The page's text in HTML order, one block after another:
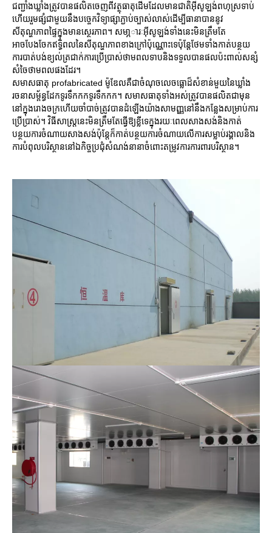
ជញ្ជាំងឃ្លាំងត្រូវបានផលិតចេញពីវត្ថុធាតុដើមដែលមានជាតិអ៊ីសូឡង់ពហុស្រទាប់
ហើយរួមផ្សំជាមួយនឹងបច្ចេកវិទ្យាផ្សាភ្ជាប់ច្បាស់លាស់ដើម្បីធានាបាននូវ
សីតុណ្ហភាពផ្ទៃក្នុងមានស្ថេរភាព។ សមា្ភារៈអ៊ីសូឡង់ទាំងនេះមិនត្រឹមតែ
អាចបែងចែកឥទ្ធិពលនៃសីតុណ្ហភាពខាងក្រៅប៉ុណ្ណោះទេប៉ុន្តែថែមទាំងកាត់បន្ថយ
ការបាត់បង់ខ្យល់ត្រជាក់ការប្រើប្រាស់ថាមពលទាបនិងទទួលបានផលប៉ះពាល់សន្សំ
សំចៃថាមពលផងដែរ។
សមាសធាតុ profabricated ម៉ូឌែលគឺជាចំណុចលេចធ្លោដ៏សំខាន់មួយនៃឃ្លាំង
រចនាសម្ព័ន្ធដែកទូរទឹកកកទូរទឹកកក។ សមាសធាតុទាំងអស់ត្រូវបានផលិតជាមុន
នៅក្នុងរោងចក្រហើយចាំបាច់ត្រូវបានដំឡើងយ៉ាងសាមញ្ញនៅនឹងកន្លែងសម្រាប់ការ
ប្រើប្រាស់។ វិធីសាស្រ្តនេះមិនត្រឹមតែធ្វើឱ្យខ្លីទេក្នុងរយៈពេលសាងសង់និងកាត់
បន្ថយការចំណាយសាងសង់ប៉ុន្តែក៏កាត់បន្ថយការចំណាយលើការសម្លាប់រង្គាលនិង
ការបំពុលបរិស្ថាននៅឯកិច្ចប្រជុំសំណង់នានាចំពោះតម្រូវការការពារបរិស្ថាន។